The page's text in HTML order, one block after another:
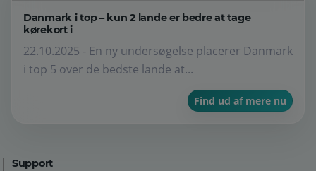
Danmark i top – kun 2 lande er bedre at tage
kørekort i
22.10.2025 - En ny undersøgelse placerer Danmark
i top 5 over de bedste lande at...
Find ud af mere nu
Support